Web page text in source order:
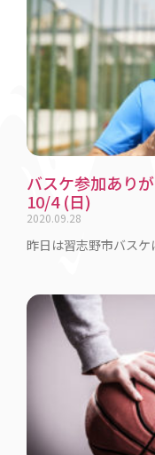
バスケ参加あり
10/4 (日)
2020.09.28
昨日は習志野市バス